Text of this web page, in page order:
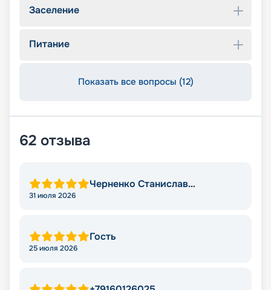
Заселение
Питание
Показать все вопросы (12)
62 отзыва
Черненко Станислав
31 июля 2026
Гость
25 июля 2026